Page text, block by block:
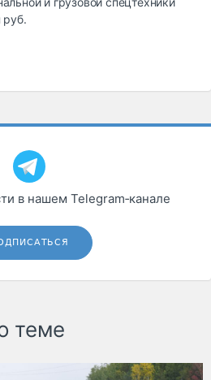
руб.
в нашем Telegram‑канале
теме